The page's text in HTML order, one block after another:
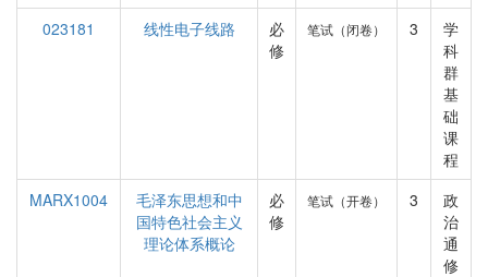
023181
线性电子线路
必
修
笔试（闭卷） 3
学
科
群
基
础
课
程
MARX1004
毛泽东思想和中
国特色社会主义
理论体系概论
必
修
笔试（开卷） 3
政
治
通
修